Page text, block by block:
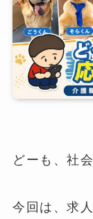
どーも、社
今回は、求